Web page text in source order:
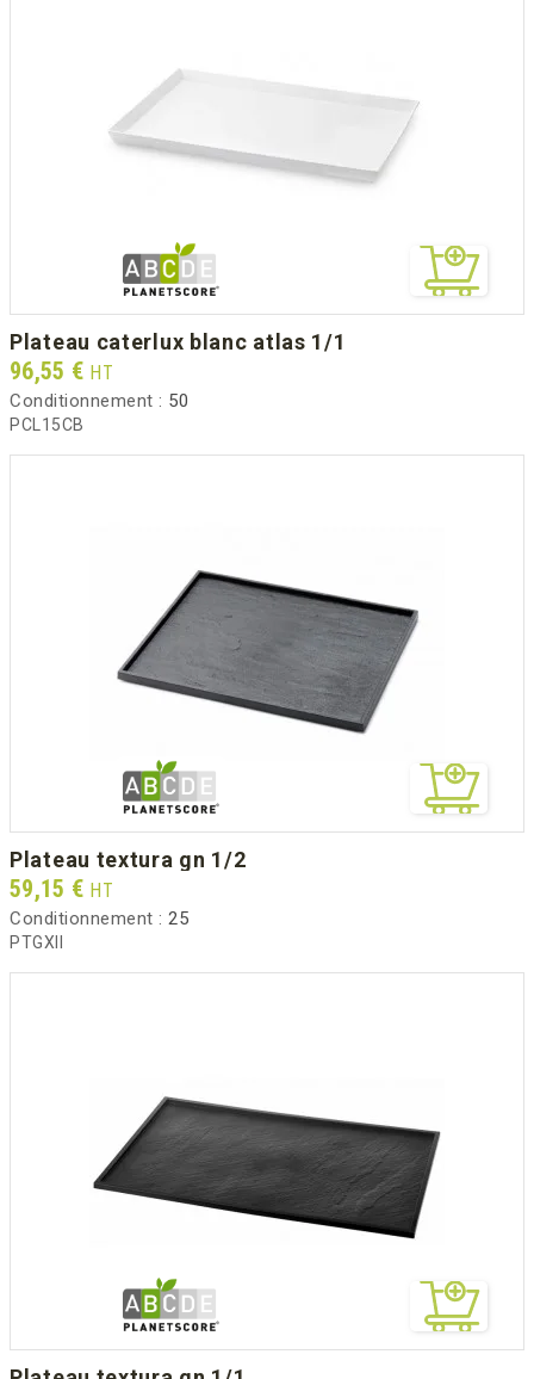
plateau caterlux blanc atlas 1/1
Prix
96,55 € HT
Conditionnement : 50
PCL15CB
plateau textura gn 1/2
Prix
59,15 € HT
Conditionnement : 25
PTGXII